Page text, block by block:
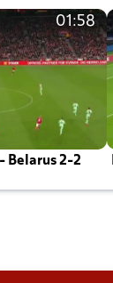
01:58
Belarus 2-2